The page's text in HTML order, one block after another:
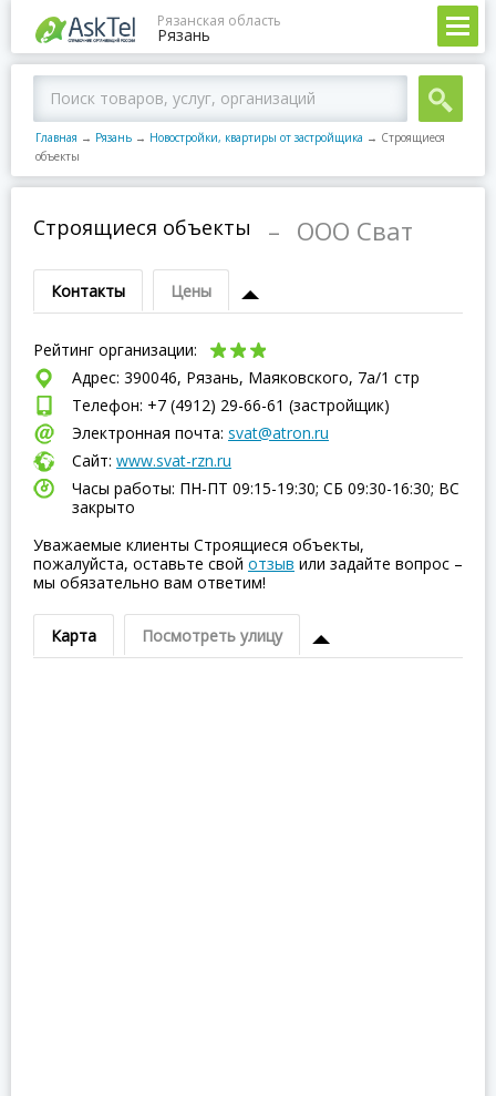
Рязанская область
Рязань
Главная → Рязань → Новостройки, квартиры от застройщика → Строящиеся
объекты
Строящиеся объекты – ООО Сват
Контакты Цены
Рейтинг организации:
Адрес: 390046, Рязань, Маяковского, 7а/1 стр
Телефон: +7 (4912) 29-66-61 (застройщик)
Электронная почта: svat@atron.ru
Сайт: www.svat-rzn.ru
Часы работы: ПН-ПТ 09:15-19:30; СБ 09:30-16:30; ВC
закрыто
Уважаемые клиенты Строящиеся объекты,
пожалуйста, оставьте свой отзыв или задайте вопрос –
мы обязательно вам ответим!
Карта Посмотреть улицу